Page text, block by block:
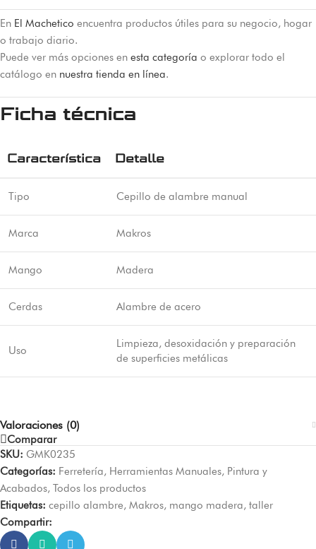
En El Machetico encuentra productos útiles para su negocio, hogar
o trabajo diario.
Puede ver más opciones en esta categoría o explorar todo el
catálogo en nuestra tienda en línea.
Ficha técnica
Característica Detalle
Tipo Cepillo de alambre manual
Marca Makros
Mango Madera
Cerdas Alambre de acero
Uso
Limpieza, desoxidación y preparación
de superficies metálicas
Valoraciones (0)
Comparar
SKU: GMK0235
Categorías: Ferretería, Herramientas Manuales, Pintura y
Acabados, Todos los productos
Etiquetas: cepillo alambre, Makros, mango madera, taller
Compartir: